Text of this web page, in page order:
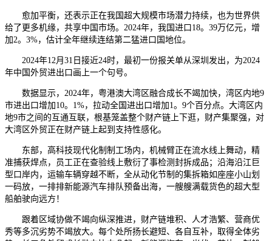
愈加平衡，还表示正在我国超大规模市场潜力持续，也为世界供
给了更多机缘，共享中国市场。2024年，我国进口18。39万亿元，增
加2。3%，估计全年继续连结第二猛进口国地位。
2024年12月31日接近24时，最初一份报关单从深圳发出，为2024
年中国外贸进出口画上一个句号。
数据显示，2024年，粤港澳大湾区融合成长不竭加快，湾区内地9
市进出口增加10。1%，拉动全国进出口增加1。9个百分点。大湾区内
地9市之间的互通互联，根基笼盖整个财产链上下逛，财产集聚强，对
大湾区外贸正在财产链上起到支持性感化。
东部，高科技现代化制制工场内，机械臂正在流水线上舞动，精
准捕获焊点，员工正在查验线上敷衍了事检测封拆成品；沿海沿江巨
型口岸内，运输车辆穿越不断，全从动化节制的集拆箱如座座小山划
一码放，一排排新能源汽车排队预备出海，一艘艘满载货色的超大型
船舶驶向远方！
跟着区域协做不竭向纵深推进，财产链堆积、人才浩繁、营商优
秀等多沉劣势不竭放大。每个处所扬长避短、各自互补，取得全体劣